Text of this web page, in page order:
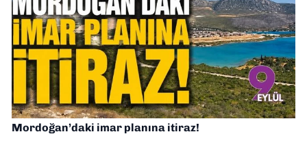
Mordoğan’daki imar planına itiraz!